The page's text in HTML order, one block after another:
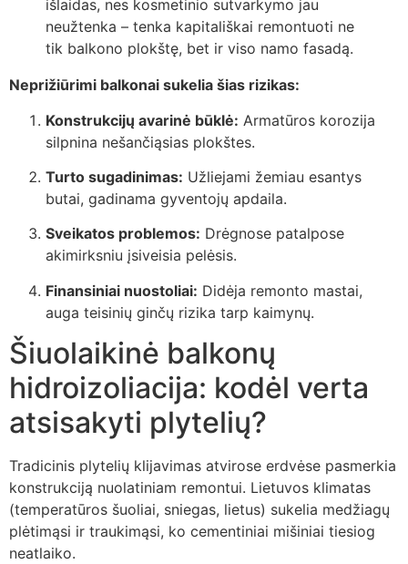
išlaidas, nes kosmetinio sutvarkymo jau
neužtenka – tenka kapitališkai remontuoti ne
tik balkono plokštę, bet ir viso namo fasadą.
Neprižiūrimi balkonai sukelia šias rizikas:
Konstrukcijų avarinė būklė: Armatūros korozija
silpnina nešančiąsias plokštes.
Turto sugadinimas: Užliejami žemiau esantys
butai, gadinama gyventojų apdaila.
Sveikatos problemos: Drėgnose patalpose
akimirksniu įsiveisia pelėsis.
Finansiniai nuostoliai: Didėja remonto mastai,
auga teisinių ginčų rizika tarp kaimynų.
Šiuolaikinė balkonų
hidroizoliacija: kodėl verta
atsisakyti plytelių?
Tradicinis plytelių klijavimas atvirose erdvėse pasmerkia
konstrukciją nuolatiniam remontui. Lietuvos klimatas
(temperatūros šuoliai, sniegas, lietus) sukelia medžiagų
plėtimąsi ir traukimąsi, ko cementiniai mišiniai tiesiog
neatlaiko.